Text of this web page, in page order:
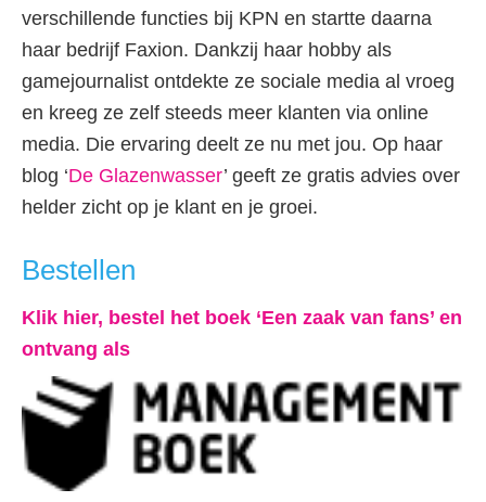
verschillende functies bij KPN en startte daarna
haar bedrijf Faxion. Dankzij haar hobby als
gamejournalist ontdekte ze sociale media al vroeg
en kreeg ze zelf steeds meer klanten via online
media. Die ervaring deelt ze nu met jou. Op haar
blog ‘De Glazenwasser’ geeft ze gratis advies over
helder zicht op je klant en je groei.
Bestellen
Klik hier, bestel het boek ‘Een zaak van fans’ en
ontvang als